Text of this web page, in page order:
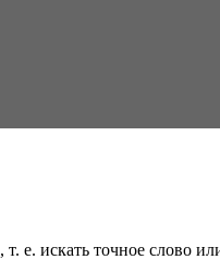
искать точное слово